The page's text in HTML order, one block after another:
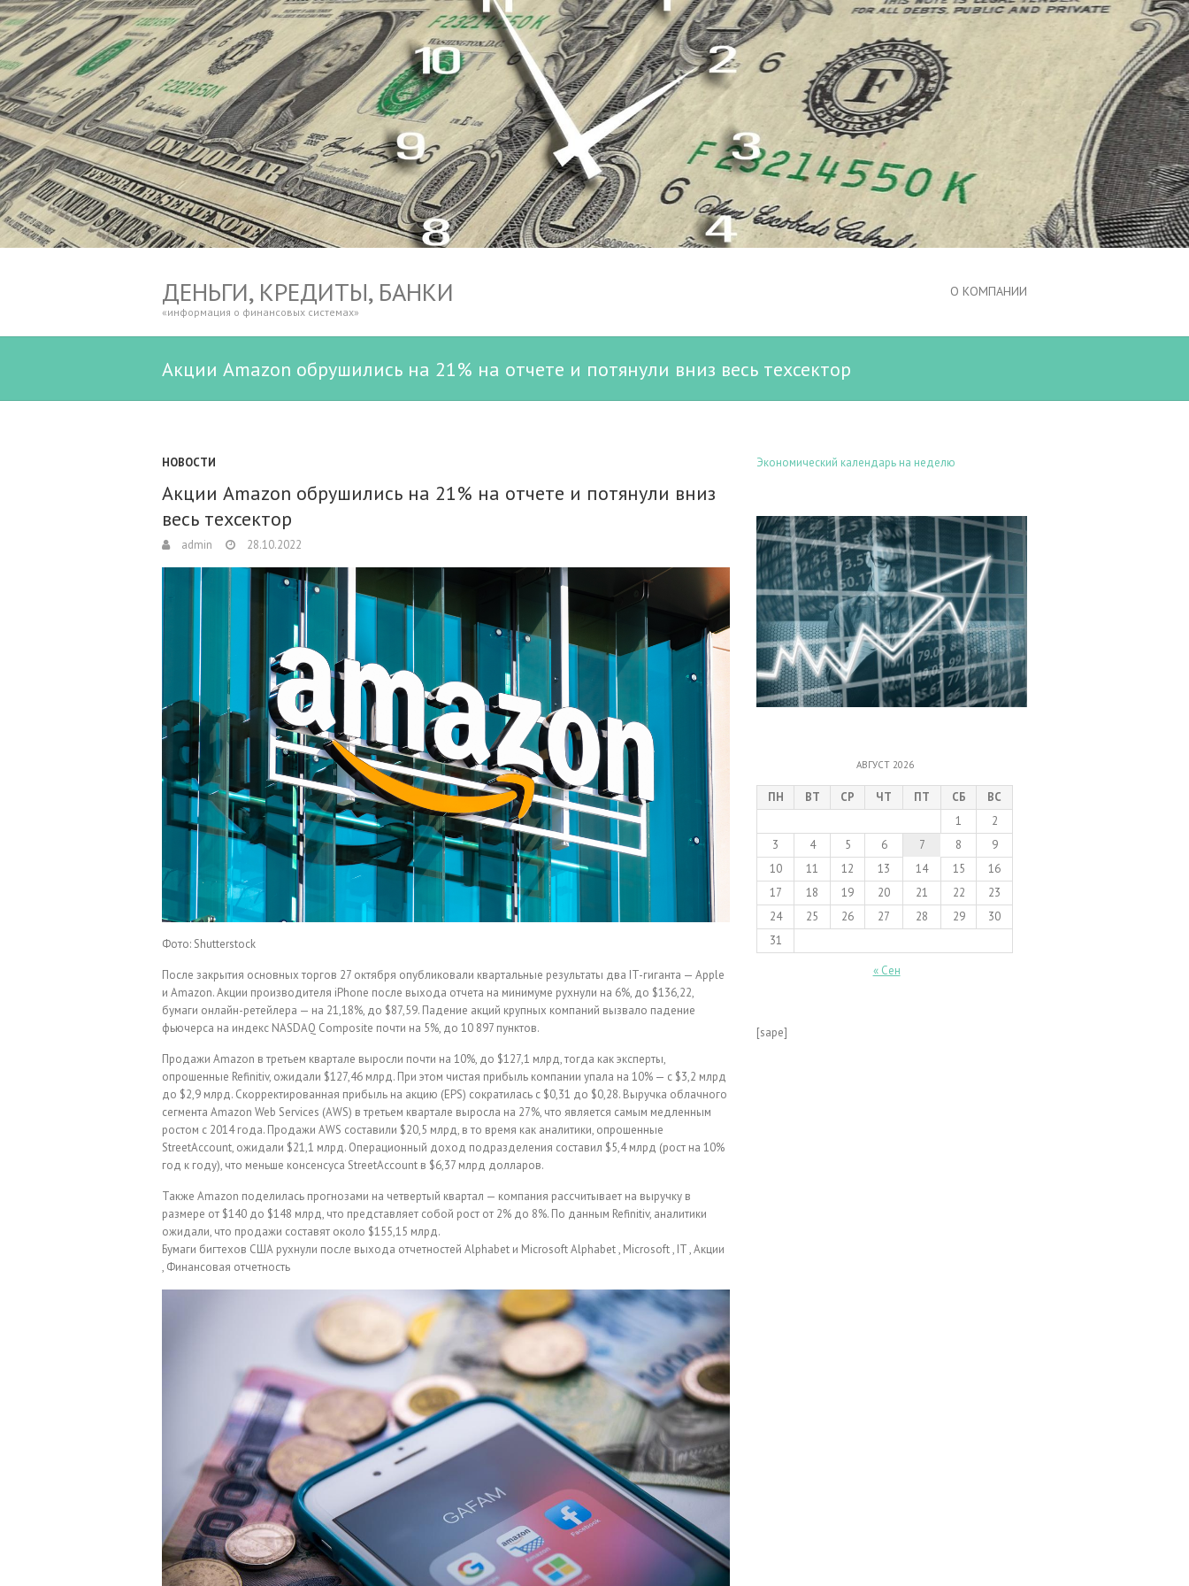
ДЕНЬГИ, КРЕДИТЫ, БАНКИ
«информация о финансовых системах»
О КОМПАНИИ
Акции Amazon обрушились на 21% на отчете и потянули вниз весь техсектор
НОВОСТИ
Акции Amazon обрушились на 21% на отчете и потянули вниз
весь техсектор
admin 28.10.2022
Фото: Shutterstock
После закрытия основных торгов 27 октября опубликовали квартальные результаты два IT-гиганта — Apple
и Amazon. Акции производителя iPhone после выхода отчета на минимуме рухнули на 6%, до $136,22,
бумаги онлайн-ретейлера — на 21,18%, до $87,59. Падение акций крупных компаний вызвало падение
фьючерса на индекс NASDAQ Composite почти на 5%, до 10 897 пунктов.
Продажи Amazon в третьем квартале выросли почти на 10%, до $127,1 млрд, тогда как эксперты,
опрошенные Refinitiv, ожидали $127,46 млрд. При этом чистая прибыль компании упала на 10% — с $3,2 млрд
до $2,9 млрд. Скорректированная прибыль на акцию (EPS) сократилась с $0,31 до $0,28. Выручка облачного
сегмента Amazon Web Services (AWS) в третьем квартале выросла на 27%, что является самым медленным
ростом с 2014 года. Продажи AWS составили $20,5 млрд, в то время как аналитики, опрошенные
StreetAccount, ожидали $21,1 млрд. Операционный доход подразделения составил $5,4 млрд (рост на 10%
год к году), что меньше консенсуса StreetAccount в $6,37 млрд долларов.
Также Amazon поделилась прогнозами на четвертый квартал — компания рассчитывает на выручку в
размере от $140 до $148 млрд, что представляет собой рост от 2% до 8%. По данным Refinitiv, аналитики
ожидали, что продажи составят около $155,15 млрд.
Бумаги бигтехов США рухнули после выхода отчетностей Alphabet и MicrosoftAlphabet , Microsoft , IT , Акции
, Финансовая отчетность
Экономический календарь на неделю
АВГУСТ 2026
ПН ВТ СР ЧТ ПТ СБ
ВС
1
2
3
4 5 6 7 8
9
10
11 12 13 14 15
16
17
18 19 20 21 22
23
24
25 26 27 28 29
30
31
« Сен
[sape]